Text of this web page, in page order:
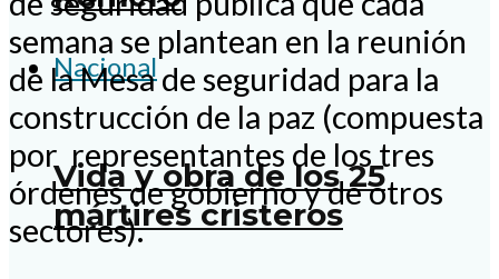
Nacional
Vida y obra de los 25
mártires cristeros
semana se plantean en la reunión
de la Mesa de seguridad para la
construcción de la paz (compuesta
por representantes de los tres
órdenes de gobierno y de otros
sectores).